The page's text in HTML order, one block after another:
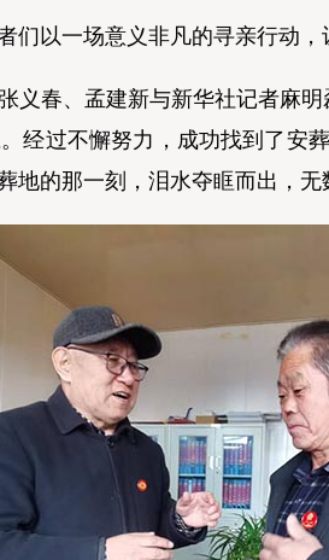
以一场意义非凡的寻亲行动，
、孟建新与新华社记者麻明
经过不懈努力，成功找到了安
的那一刻，泪水夺眶而出，无